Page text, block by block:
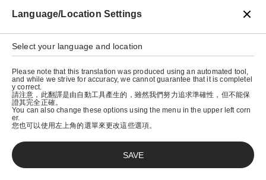
プライバシーポリシー
特定商取引法に基づく表示
会社概要
© graniph inc.
Language/Location Settings
Select your language and location
Please note that this translation was produced using an automated tool,
and while we strive for accuracy, we cannot guarantee that it is completel
y correct.
請注意，此翻譯是由自動工具產生的，雖然我們努力追求準確性，但不能保
證其完全正確。
You can also change these options using the menu in the upper left corn
er.
您也可以使用左上角的選單來更改這些選項。
SAVE